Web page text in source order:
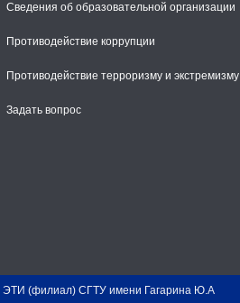
Сведения об образовательной организации
Противодействие коррупции
Противодействие терроризму и экстремизму
Задать вопрос
ЭТИ (филиал) СГТУ имени Гагарина Ю.А